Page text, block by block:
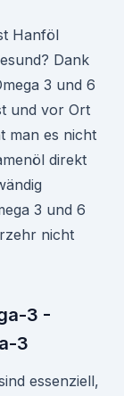
Hanföl
Dank
3 und 6
und vor Ort
man es nicht
direkt
3 und 6
nicht
3 -
3
essenziell,